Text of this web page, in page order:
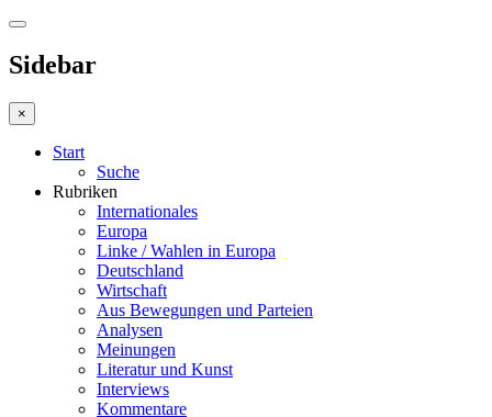
Sidebar
×
Start
Suche
Rubriken
Internationales
Europa
Linke / Wahlen in Europa
Deutschland
Wirtschaft
Aus Bewegungen und Parteien
Analysen
Meinungen
Literatur und Kunst
Interviews
Kommentare